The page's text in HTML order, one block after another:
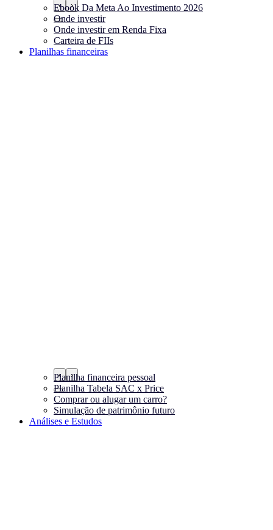
‹ ›
Ebook Da Meta Ao Investimento 2026
Onde investir
Onde investir em Renda Fixa
Carteira de FIIs
Planilhas financeiras
‹ ›
Planilha financeira pessoal
Planilha Tabela SAC x Price
Comprar ou alugar um carro?
Simulação de patrimônio futuro
Análises e Estudos